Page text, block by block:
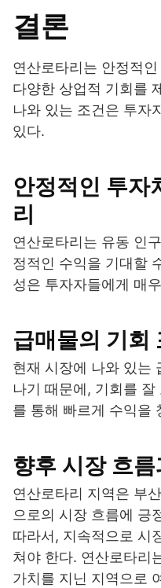
결론
연산로타리는 안정적
다양한 상업적 기회를
나와 있는 조건은 투자
있다.
안정적인 투자
리
연산로타리는 유동 인
정적인 수익을 기대할
성은 투자자들에게 매
급매물의 기회
현재 시장에 나와 있는
나기 때문에, 기회를
를 통해 빠르게 수익을
향후 시장 흐
연산로타리 지역은 부
으로의 시장 흐름에 긍
따라서, 지속적으로 시
쳐야 한다. 연산로타리
가치를 지닌 지역으로